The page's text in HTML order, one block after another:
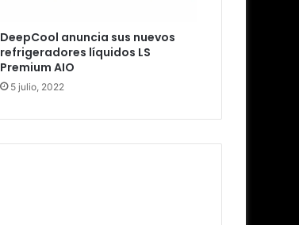
DeepCool anuncia sus nuevos
refrigeradores líquidos LS
Premium AIO
5 julio, 2022